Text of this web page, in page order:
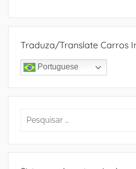
Traduza/Translate Carros
Portuguese
Pesquisar